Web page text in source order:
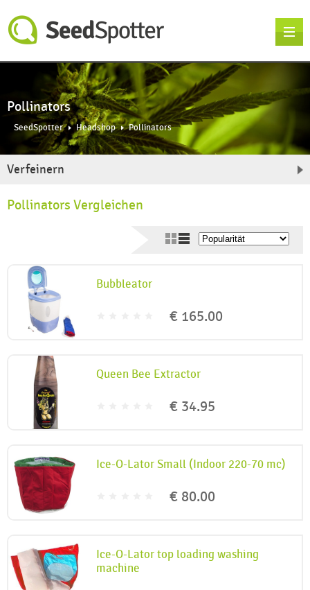
Pollinators
SeedSpotter Headshop Pollinators
Verfeinern
Pollinators Vergleichen
Bubbleator
€ 165.00
Queen Bee Extractor
€ 34.95
Ice-O-Lator Small (Indoor 220-70 mc)
€ 80.00
Ice-O-Lator top loading washing
machine